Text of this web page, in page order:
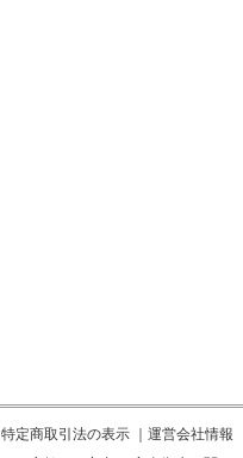
特定商取引法の表示
運営会社情報